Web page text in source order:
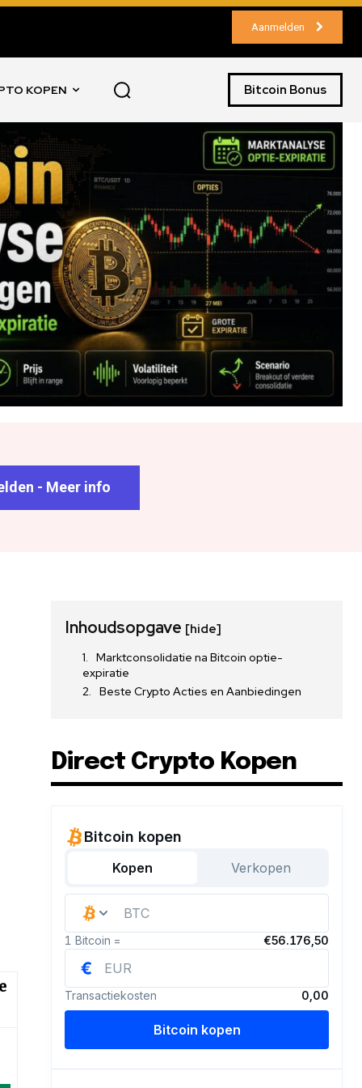
Aanmelden
KOPEN Bitcoin Bonus
- Meer info
Inhoudsopgave [hide]
Marktconsolidatie na Bitcoin optie-
expiratie
Beste Crypto Acties en Aanbiedingen
Direct Crypto Kopen